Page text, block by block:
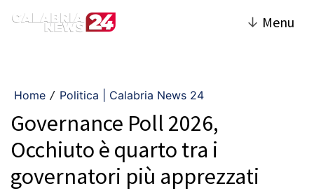
↓ Menu
Home / Politica | Calabria News 24
Governance Poll 2026,
Occhiuto è quarto tra i
governatori più apprezzati